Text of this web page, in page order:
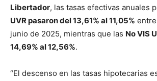
Libertador, las tasas efectivas anuales
UVR pasaron del 13,61% al 11,05%
junio de 2025, mientras que las No VIS
14,69% al 12,56%.
“El descenso en las tasas hipotecarias